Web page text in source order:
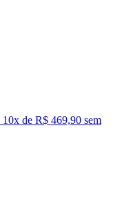
10x de R$ 469,90 sem